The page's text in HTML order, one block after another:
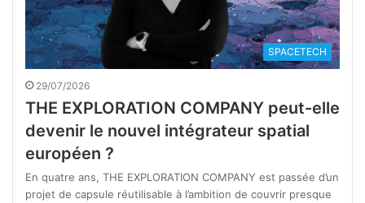
SPACETECH
29/07/2026
THE EXPLORATION COMPANY peut-elle
devenir le nouvel intégrateur spatial
européen ?
En quatre ans, THE EXPLORATION COMPANY est passée d’un
projet de capsule réutilisable à l’ambition de couvrir presque